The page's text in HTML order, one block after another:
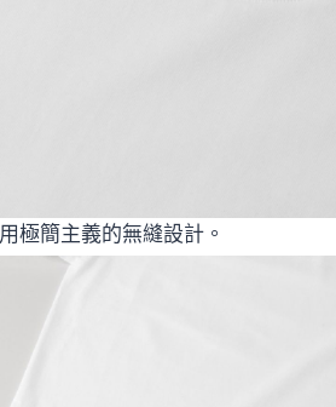
極簡主義的無縫設計。